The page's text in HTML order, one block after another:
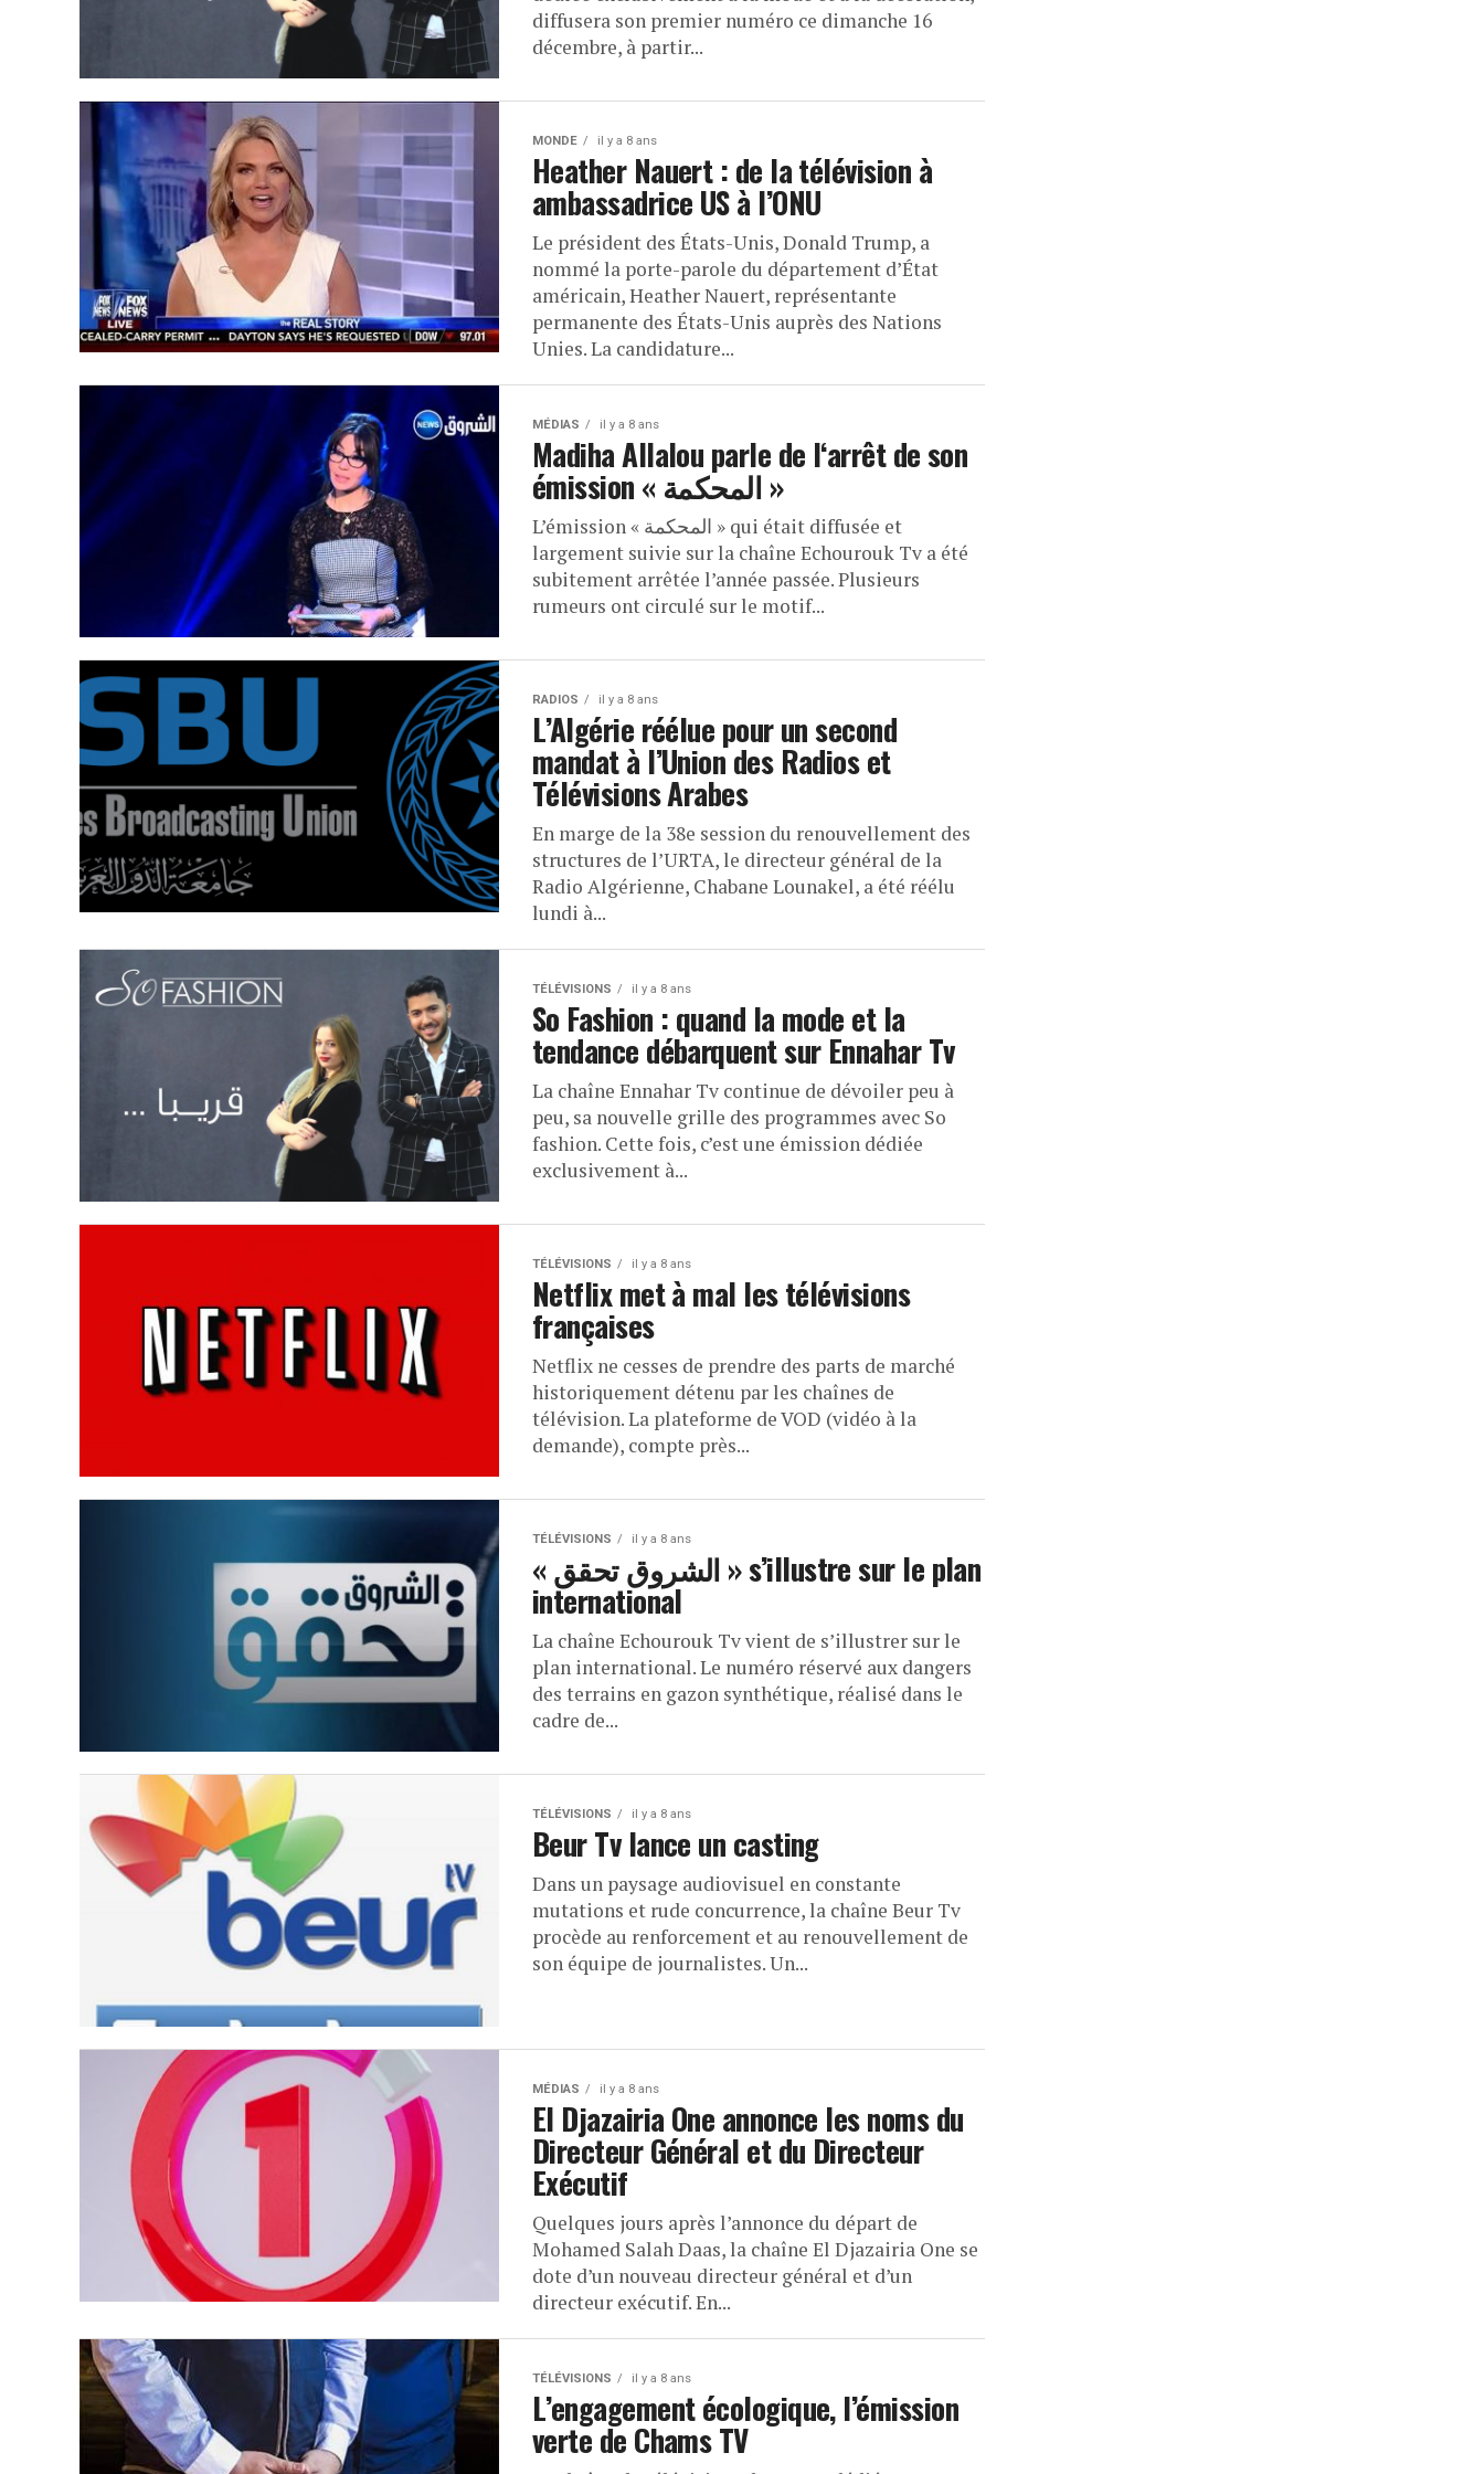
diffusera son premier numéro ce dimanche 16
décembre, à partir...
MONDE il y a 8 ans
Heather Nauert : de la télévision à
ambassadrice US à l’ONU
Le président des États-Unis, Donald Trump, a
nommé la porte-parole du département d’État
américain, Heather Nauert, représentante
permanente des États-Unis auprès des Nations
Unies. La candidature...
MÉDIAS il y a 8 ans
Madiha Allalou parle de l‘arrêt de son
émission « المحكمة »
L’émission « المحكمة » qui était diffusée et
largement suivie sur la chaîne Echourouk Tv a été
subitement arrêtée l’année passée. Plusieurs
rumeurs ont circulé sur le motif...
RADIOS il y a 8 ans
L’Algérie réélue pour un second
mandat à l’Union des Radios et
Télévisions Arabes
En marge de la 38e session du renouvellement des
structures de l’URTA, le directeur général de la
Radio Algérienne, Chabane Lounakel, a été réélu
lundi à...
TÉLÉVISIONS il y a 8 ans
So Fashion : quand la mode et la
tendance débarquent sur Ennahar Tv
La chaîne Ennahar Tv continue de dévoiler peu à
peu, sa nouvelle grille des programmes avec So
fashion. Cette fois, c’est une émission dédiée
exclusivement à...
TÉLÉVISIONS il y a 8 ans
Netflix met à mal les télévisions
françaises
Netflix ne cesses de prendre des parts de marché
historiquement détenu par les chaînes de
télévision. La plateforme de VOD (vidéo à la
demande), compte près...
TÉLÉVISIONS il y a 8 ans
« الشروق تحقق » s’illustre sur le plan
international
La chaîne Echourouk Tv vient de s’illustrer sur le
plan international. Le numéro réservé aux dangers
des terrains en gazon synthétique, réalisé dans le
cadre de...
TÉLÉVISIONS il y a 8 ans
Beur Tv lance un casting
Dans un paysage audiovisuel en constante
mutations et rude concurrence, la chaîne Beur Tv
procède au renforcement et au renouvellement de
son équipe de journalistes. Un...
MÉDIAS il y a 8 ans
El Djazairia One annonce les noms du
Directeur Général et du Directeur
Exécutif
Quelques jours après l’annonce du départ de
Mohamed Salah Daas, la chaîne El Djazairia One se
dote d’un nouveau directeur général et d’un
directeur exécutif. En...
TÉLÉVISIONS il y a 8 ans
L’engagement écologique, l’émission
verte de Chams TV